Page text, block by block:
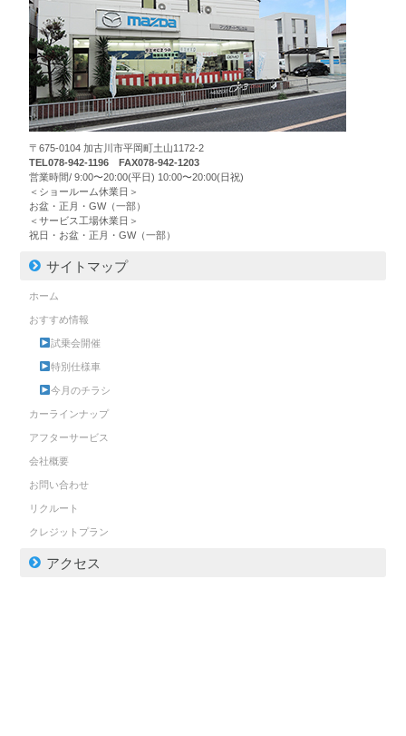
〒675-0104 加古川市平岡町土山1172-2
TEL078-942-1196 FAX078-942-1203
営業時間/ 9:00〜20:00(平日) 10:00〜20:00(日祝)
＜ショールーム休業日＞
お盆・正月・GW（一部）
＜サービス工場休業日＞
祝日・お盆・正月・GW（一部）
サイトマップ
ホーム
おすすめ情報
試乗会開催
特別仕様車
今月のチラシ
カーラインナップ
アフターサービス
会社概要
お問い合わせ
リクルート
クレジットプラン
アクセス